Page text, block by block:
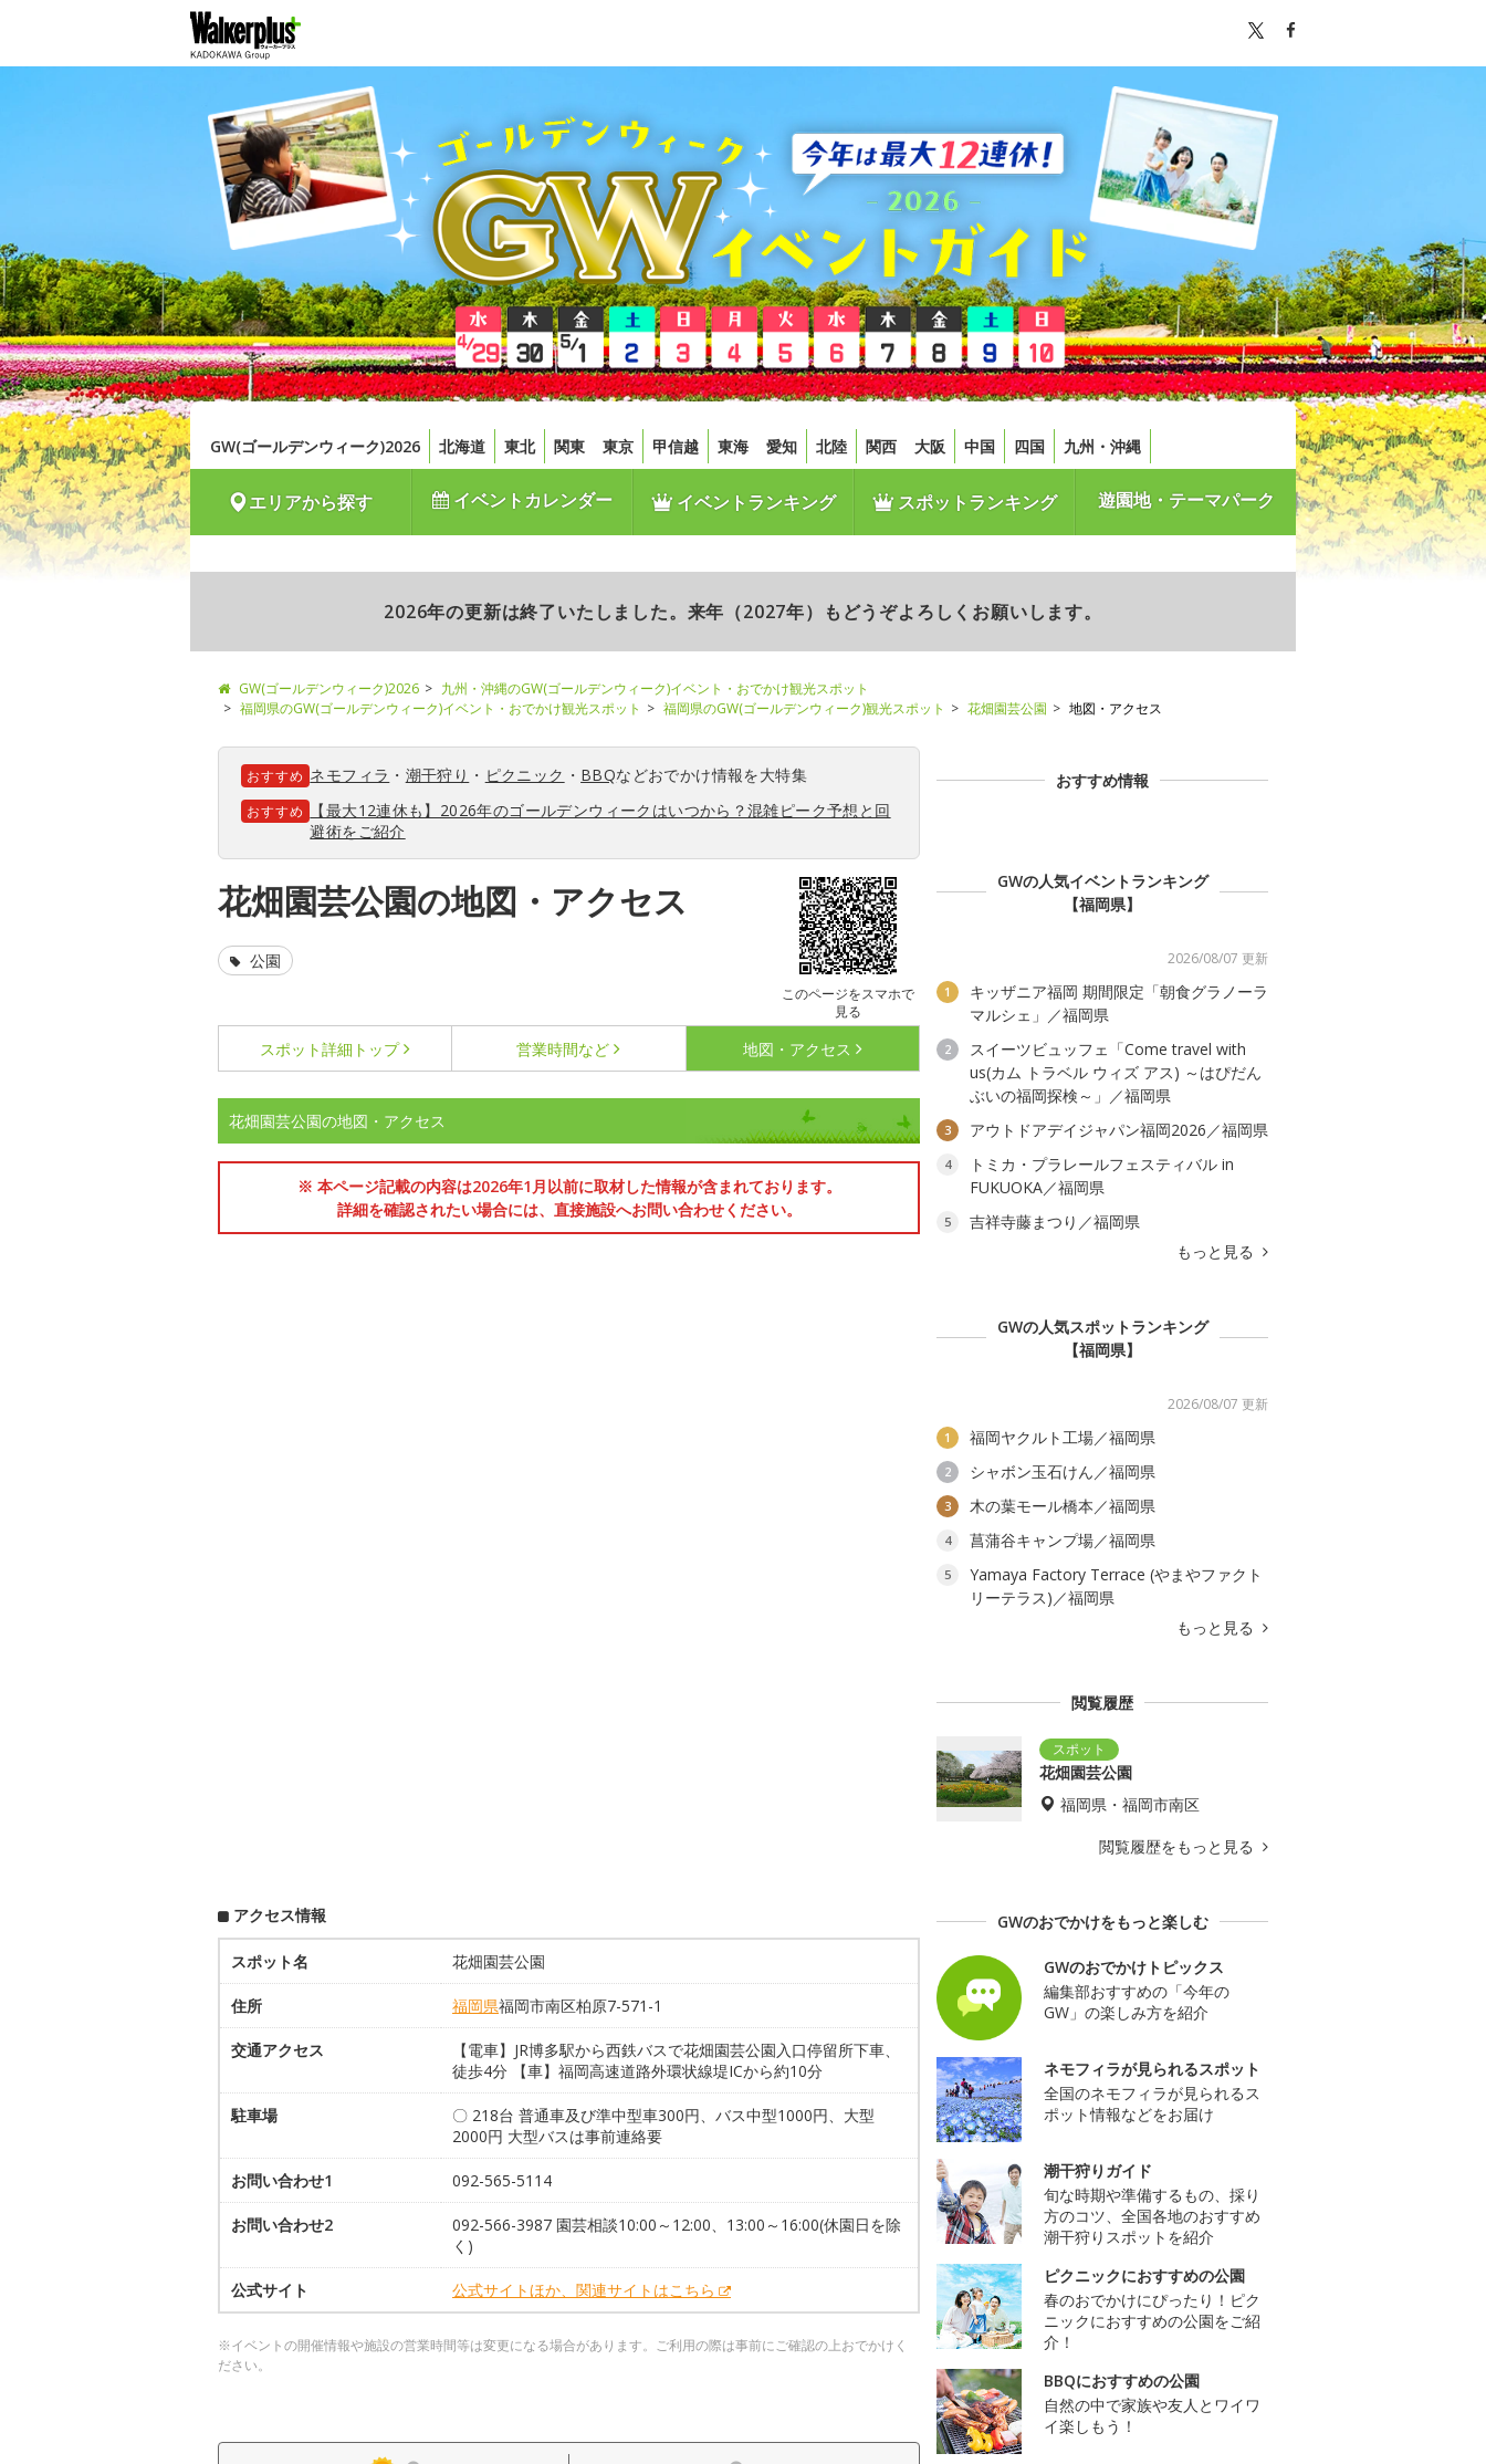
GW(ゴールデンウィーク)2026 北海道 東北 関東 東京 甲信越 東海 愛知 北陸 関西 大阪 中国 四国 九州・沖縄
エリアから探す イベントカレンダー イベントランキング スポットランキング 遊園地・テーマパーク
2026年の更新は終了いたしました。来年（2027年）もどうぞよろしくお願いします。
GW(ゴールデンウィーク)2026
九州・沖縄のGW(ゴールデンウィーク)イベント・おでかけ観光スポット
福岡県のGW(ゴールデンウィーク)イベント・おでかけ観光スポット
福岡県のGW(ゴールデンウィーク)観光スポット 花畑園芸公園 地図・アクセス
おすすめ ネモフィラ ・ 潮干狩り ・ ピクニック ・ BBQなどおでかけ情報を大特集
おすすめ
【最大12連休も】2026年のゴールデンウィークはいつから？混雑ピーク予想と回
避術をご紹介
花畑園芸公園の地図・アクセス
このページをスマホで
見る
公園
スポット詳細 トップ 営業時間など 地図・アクセス
花畑園芸公園の地図・アクセス
※ 本ページ記載の内容は2026年1月以前に取材した情報が含まれております。
詳細を確認されたい場合には、直接施設へお問い合わせください。
アクセス情報
スポット名 花畑園芸公園
住所 福岡県福岡市南区柏原7-571-1
交通アクセス
【電車】JR博多駅から西鉄バスで花畑園芸公園入口停留所下車、
徒歩4分 【車】福岡高速道路外環状線堤ICから約10分
駐車場
〇 218台 普通車及び準中型車300円、バス中型1000円、大型
2000円 大型バスは事前連絡要
お問い合わせ1 092-565-5114
お問い合わせ2
092-566-3987 園芸相談10:00～12:00、13:00～16:00(休園日を除
く)
公式サイト 公式サイトほか、関連サイトはこちら
※イベントの開催情報や施設の営業時間等は変更になる場合があります。ご利用の際は事前にご確認の上おでかけく
ださい。
おすすめ情報
GWの人気イベントランキング
【福岡県】
2026/08/07 更新
1
キッザニア福岡 期間限定「朝食グラノーラ
マルシェ」／福岡県
2
スイーツビュッフェ「Come travel with
us(カム トラベル ウィズ アス) ～はぴだん
ぶいの福岡探検～」／福岡県
3 アウトドアデイジャパン福岡2026／福岡県
4
トミカ・プラレールフェスティバル in
FUKUOKA／福岡県
5
吉祥寺藤まつり／福岡県
もっと見る
GWの人気スポットランキング
【福岡県】
2026/08/07 更新
1 福岡ヤクルト工場／福岡県
2 シャボン玉石けん／福岡県
3 木の葉モール橋本／福岡県
4 菖蒲谷キャンプ場／福岡県
5
Yamaya Factory Terrace (やまやファクト
リーテラス)／福岡県
もっと見る
閲覧履歴
花畑園芸公園
福岡県・福岡市南区
閲覧履歴をもっと見る
GWのおでかけをもっと楽しむ
GWのおでかけトピックス
編集部おすすめの「今年の
GW」の楽しみ方を紹介
ネモフィラが見られるスポット
全国のネモフィラが見られるス
ポット情報などをお届け
潮干狩りガイド
旬な時期や準備するもの、採り
方のコツ、全国各地のおすすめ
潮干狩りスポットを紹介
ピクニックにおすすめの公園
春のおでかけにぴったり！ピク
ニックにおすすめの公園をご紹
介！
BBQにおすすめの公園
自然の中で家族や友人とワイワ
イ楽しもう！